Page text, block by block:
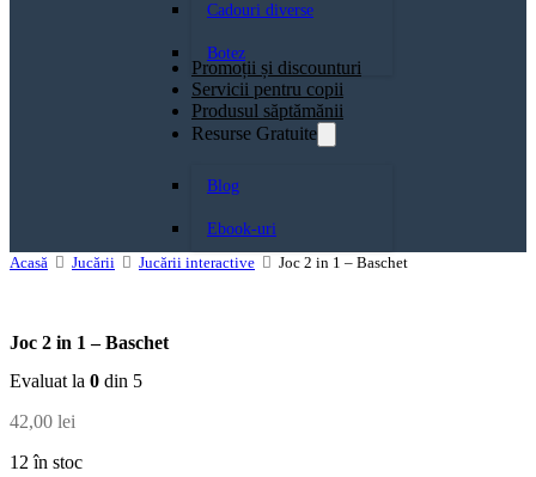
Cadouri diverse
Botez
Promoții și discounturi
Servicii pentru copii
Produsul săptămănii
Resurse Gratuite
Blog
Ebook-uri
Acasă
Jucării Jucării interactive Joc 2 in 1 – Baschet
Joc 2 in 1 – Baschet
Evaluat la 0 din 5
42,00 lei
12 în stoc